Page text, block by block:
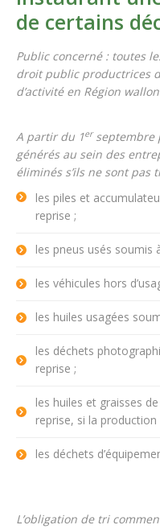
de certains
Public concerné : toutes
droit public productrices
d’activité en Région
A partir du 1erseptembre
générés au sein des
éliminés s’ils ne sont pas
les piles et
reprise ;
les pneus usés soumis
les véhicules hors
les huiles usagées
les déchets
reprise ;
les huiles et graisses
reprise, si la
les déchets
L’obligation de tri